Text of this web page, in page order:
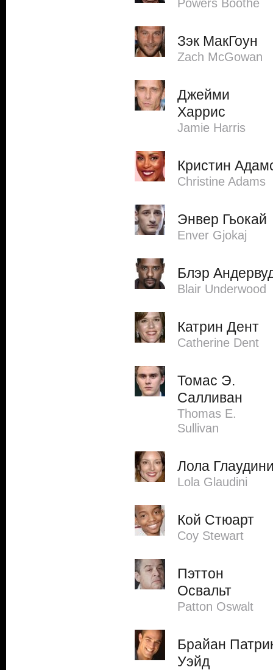
Powers Boothe
Зэк МакГоун
Zach McGowan
Джейми
Харрис
Jamie Harris
Кристин
Christine Adams
Энвер Гьокай
Enver Gjokaj
Блэр
Blair Underwood
Катрин Дент
Catherine Dent
Томас Э.
Салливан
Thomas E.
Sullivan
Лола
Lola Glaudini
Кой Стюарт
Coy Stewart
Пэттон
Освальт
Patton Oswalt
Брайан
Уэйд